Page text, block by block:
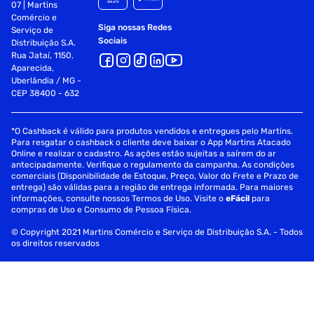
Modelo Ideal
Armazenamento 1 L
07 | Martins
Comércio e
Serviço de
Distribuição S.A.
Rua Jataí, 1150,
Aparecida,
Uberlândia / MG -
CEP 38400 - 632
Siga nossas Redes
Sociais
*O Cashback é válido para produtos vendidos e entregues pelo Martins.
Para resgatar o cashback o cliente deve baixar o App Martins Atacado
Online e realizar o cadastro. As ações estão sujeitas a saírem do ar
antecipadamente. Verifique o regulamento da campanha. As condições
comerciais (Disponibilidade de Estoque, Preço, Valor do Frete e Prazo de
entrega) são válidas para a região de entrega informada. Para maiores
informações, consulte nossos Termos de Uso. Visite oeFácil para
compras de Uso e Consumo de Pessoa Física.
© Copyright 2021 Martins Comércio e Serviço de Distribuição S.A. - Todos
os direitos reservados